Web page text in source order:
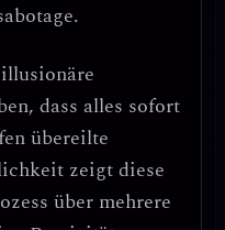
illusionäre
dass alles sofort
übereilte
zeigt diese
über mehrere